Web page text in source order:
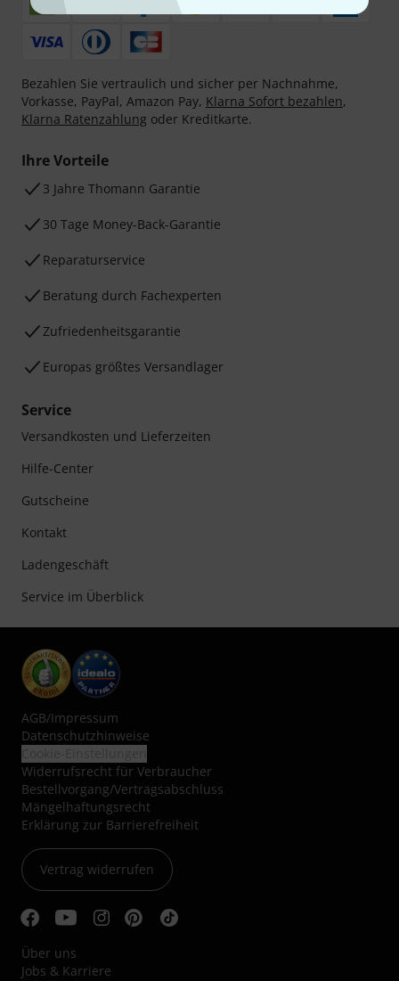
Bezahlen Sie vertraulich und sicher per Nachnahme,
Vorkasse, PayPal, Amazon Pay, Klarna Sofort bezahlen,
Klarna Ratenzahlung oder Kreditkarte.
Ihre Vorteile
3 Jahre Thomann Garantie
30 Tage Money-Back-Garantie
Reparaturservice
Beratung durch Fachexperten
Zufriedenheitsgarantie
Europas größtes Versandlager
Service
Versandkosten und Lieferzeiten
Hilfe-Center
Gutscheine
Kontakt
Ladengeschäft
Service im Überblick
AGB/Impressum
Datenschutzhinweise
Widerrufsrecht für Verbraucher
Bestellvorgang/Vertragsabschluss
Mängelhaftungsrecht
Erklärung zur Barrierefreiheit
Vertrag widerrufen
Über uns
Jobs & Karriere